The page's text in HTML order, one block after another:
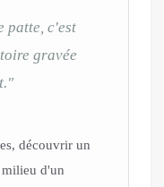
patte, c'est
gravée
découvrir un
milieu d'un